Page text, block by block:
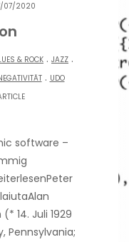
07/2020
& ROCK . JAZZ .
. UDO
software –
14. Juli 1929
Pennsylvania;